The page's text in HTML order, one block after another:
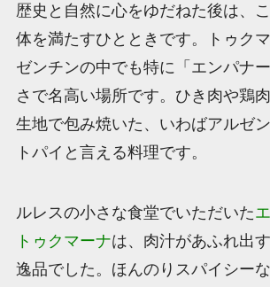
歴史と自然に心をゆだねた後は、
体を満たすひとときです。トゥク
ゼンチンの中でも特に「エンパナ
さで名高い場所です。ひき肉や鶏
生地で包み焼いた、いわばアルゼ
トパイと言える料理です。
ルレスの小さな食堂でいただいた
トゥクマーナは、肉汁があふれ出
逸品でした。ほんのりスパイシー